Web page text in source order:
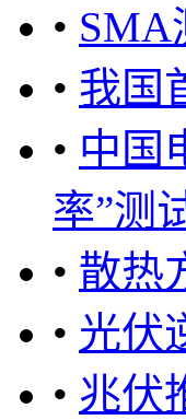
• SMA
• 我国
• 中国
率”测
• 散热
• 光伏
• 兆伏